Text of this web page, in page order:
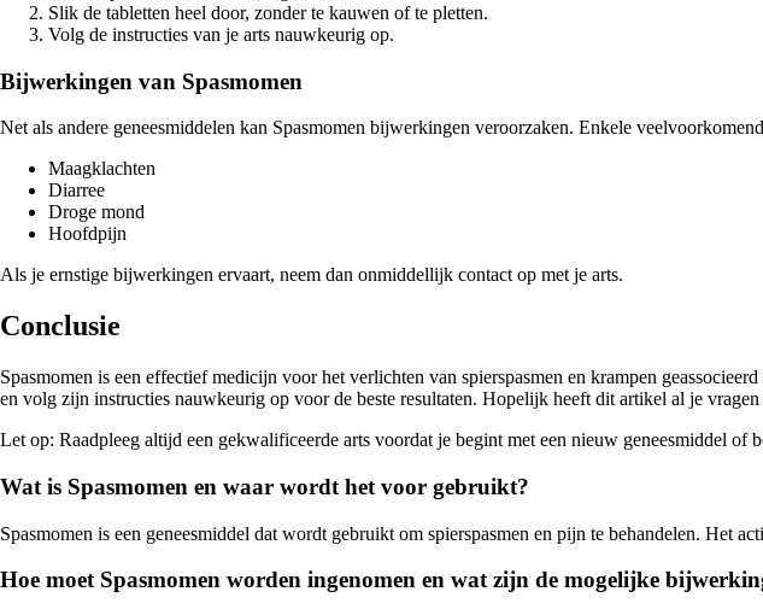
Slik de tabletten heel door, zonder te kauwen of te pletten.
Volg de instructies van je arts nauwkeurig op.
Bijwerkingen van Spasmomen
Net als andere geneesmiddelen kan Spasmomen bijwerkingen veroorzaken. Enkele
Maagklachten
Diarree
Droge mond
Hoofdpijn
Als je ernstige bijwerkingen ervaart, neem dan onmiddellijk contact op met je arts.
Conclusie
Spasmomen is een effectief medicijn voor het verlichten van spierspasmen en krampen
en volg zijn instructies nauwkeurig op voor de beste resultaten. Hopelijk heeft dit artikel al je
Let op: Raadpleeg altijd een gekwalificeerde arts voordat je begint met een nieuw geneesmiddel of
Wat is Spasmomen en waar wordt het voor gebruikt?
Spasmomen is een geneesmiddel dat wordt gebruikt om spierspasmen en pijn te behandelen. Het
Hoe moet Spasmomen worden ingenomen en wat zijn de mogelijke